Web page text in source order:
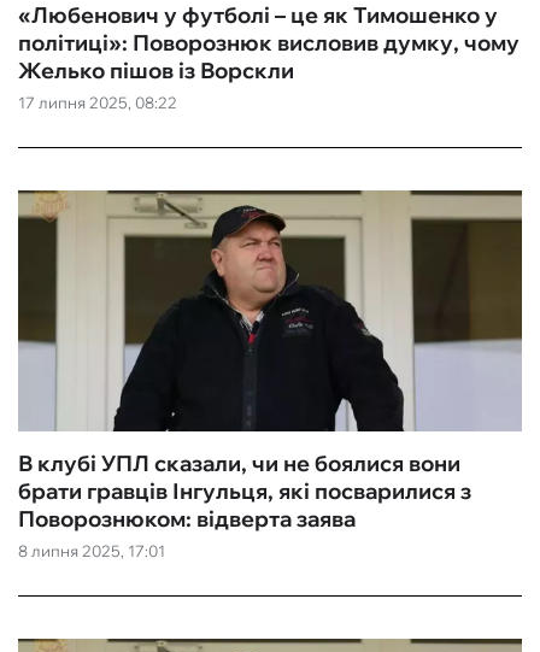
17 липня 2025, 08:22
«Любенович у футболі – це як Тимошенко у
політиці»: Поворознюк висловив думку, чому
Желько пішов із Ворскли
8 липня 2025, 17:01
В клубі УПЛ сказали, чи не боялися вони
брати гравців Інгульця, які посварилися з
Поворознюком: відверта заява